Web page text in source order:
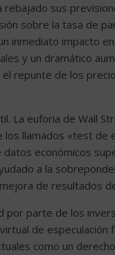
rebajado sus
sobre la tasa de
inmediato impacto
y un dramático
el repunte de los
La euforia de Wall
llamados «test de
datos económicos
a la
de resultados
por parte de los
de
como un